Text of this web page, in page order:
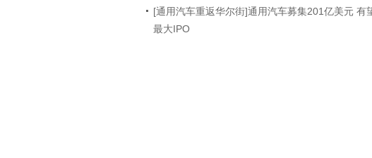
[通用汽车重返华尔街]通用汽车募集201亿美元 有
最大IPO